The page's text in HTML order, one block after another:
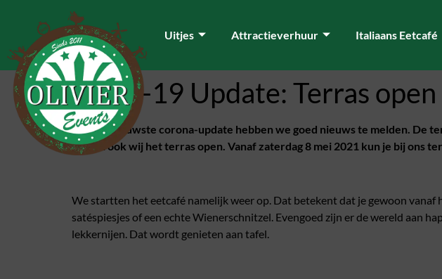
Uitjes Attractieverhuur Italiaans Eetcafé
Covid-19 Update: Terras
In deze nieuwste corona-update hebben we goed nieuws te melden. De
gooien ook wij het terras open. Vanaf zaterdag 8 mei 2021 kun je bij ons
We startten het eetcafé namelijk weer op. Dat betekent dat je gewoon
satéspiesjes of een echte Wienerschnitzel. Evengoed zijn er de wereld aan
lekkernijen. Dat wordt genieten aan tafel.